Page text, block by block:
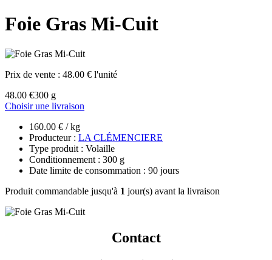
Foie Gras Mi-Cuit
Prix de vente : 48.00 € l'unité
48.00 €300 g
Choisir une livraison
160.00 € / kg
Producteur : LA CLÉMENCIERE
Type produit : Volaille
Conditionnement : 300 g
Date limite de consommation : 90 jours
Produit commandable jusqu'à 1 jour(s) avant la livraison
Contact